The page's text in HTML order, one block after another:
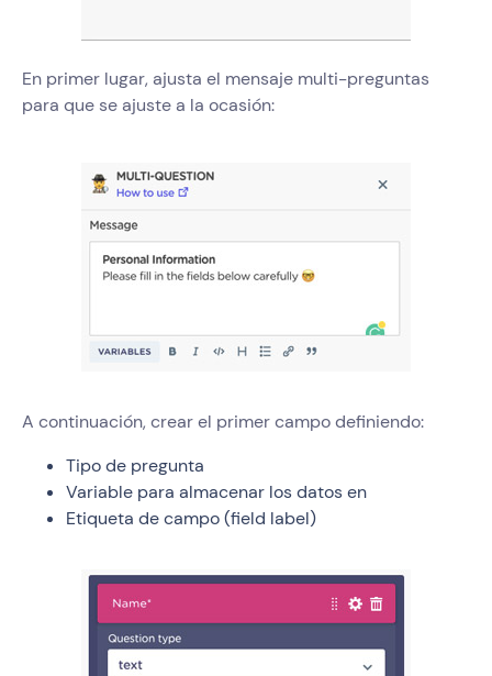
En primer lugar, ajusta el mensaje multi-preguntas
para que se ajuste a la ocasión:
A continuación, crear el primer campo definiendo:
Tipo de pregunta
Variable para almacenar los datos en
Etiqueta de campo (field label)